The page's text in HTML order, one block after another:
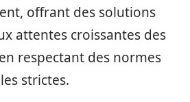
offrant des solutions
attentes croissantes des
respectant des normes
strictes.